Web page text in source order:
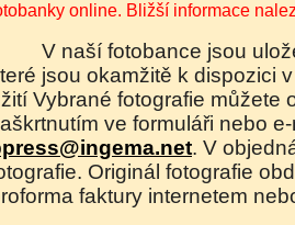
online. Bližší informace
V naší fotobance jsou uloženy náhledy fotografií,
jsou okamžitě k dispozici
Vybrané fotografie můžete
ve formuláři nebo
. V
Originál fotografie
faktury internetem